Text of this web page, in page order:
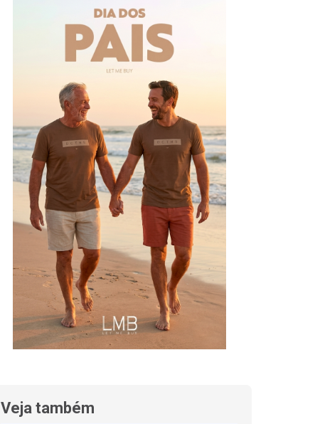
Veja também